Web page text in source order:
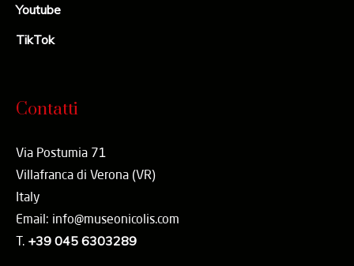
Youtube
TikTok
Contatti
Via Postumia 71
Villafranca di Verona (VR)
Italy
Email: info@museonicolis.com
T. +39 045 6303289